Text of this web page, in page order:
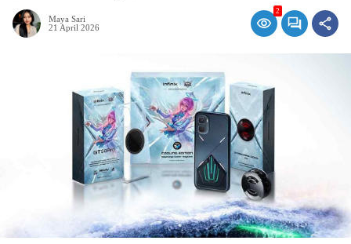
Maya Sari
21 April 2026
2